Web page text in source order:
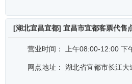
[湖北宜昌宜都] 宜昌市宜都客票代售
营业时间： 上午08:00-12:00 下
网点地址： 湖北省宜都市长江大